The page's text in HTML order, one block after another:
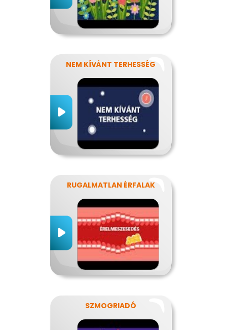
NEM KÍVÁNT TERHESSÉG
RUGALMATLAN ÉRFALAK
SZMOGRIADÓ